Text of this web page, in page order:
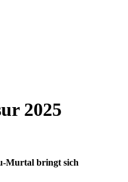
2025
Murtal bringt sich